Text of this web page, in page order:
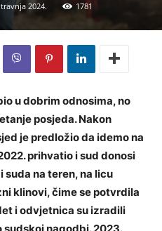
2024. 1781
u dobrim odnosima, no
posjeda. Nakon
je predložio da idemo na
prihvatio i sud donosi
suda na teren, na licu
klinovi, čime se potvrdila
i odvjetnica su izradili
nagodbi. 2023.